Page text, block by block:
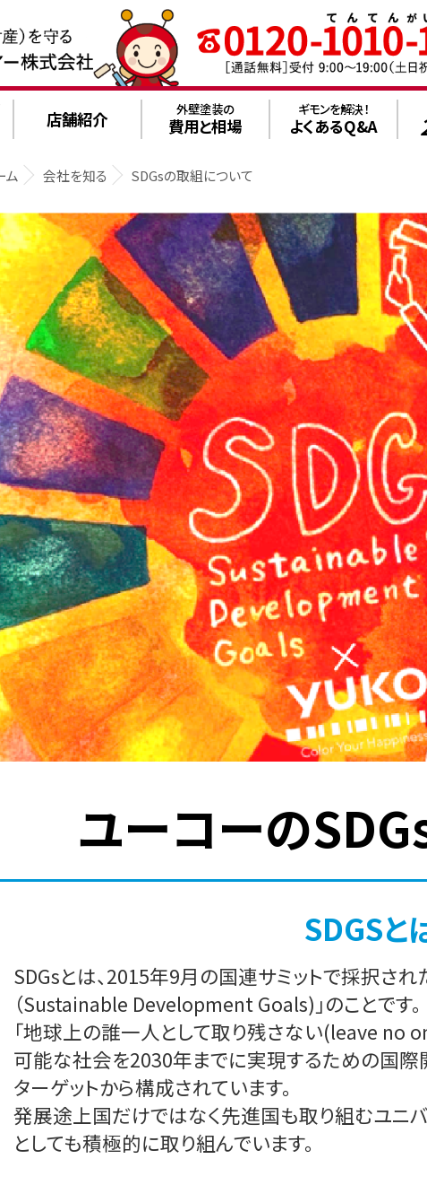
店舗紹介 外壁塗装の
費用と相場
ギモンを解決！
よくあるQ&A
ム 会社を知る SDGsの取組について
ユーコーの
SDGSと
SDGsとは、2015年9月の国連サミットで採択さ
（Sustainable Development Goals)」のことです。
「地球上の誰一人として取り残さない(leave no
可能な社会を2030年までに実現するための国際
ターゲットから構成されています。
発展途上国だけではなく先進国も取り組むユニ
としても積極的に取り組んでいます。